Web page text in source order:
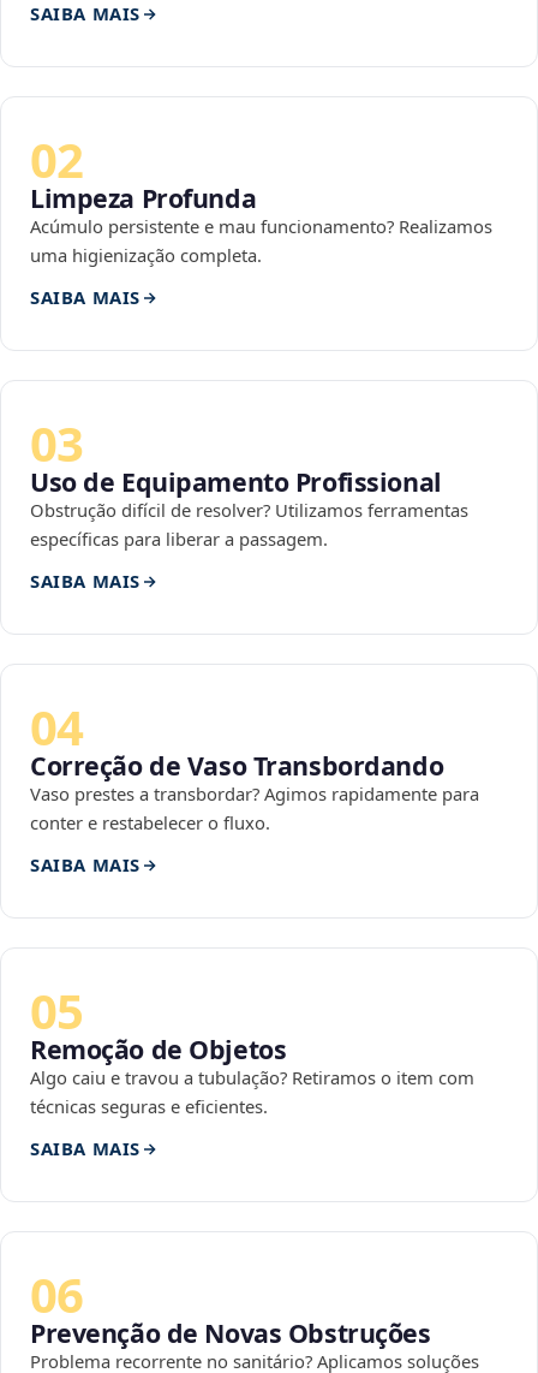
SAIBA MAIS
02
Limpeza Profunda
Acúmulo persistente e mau funcionamento? Realizamos
uma higienização completa.
SAIBA MAIS
03
Uso de Equipamento Profissional
Obstrução difícil de resolver? Utilizamos ferramentas
específicas para liberar a passagem.
SAIBA MAIS
04
Correção de Vaso Transbordando
Vaso prestes a transbordar? Agimos rapidamente para
conter e restabelecer o fluxo.
SAIBA MAIS
05
Remoção de Objetos
Algo caiu e travou a tubulação? Retiramos o item com
técnicas seguras e eficientes.
SAIBA MAIS
06
Prevenção de Novas Obstruções
Problema recorrente no sanitário? Aplicamos soluções